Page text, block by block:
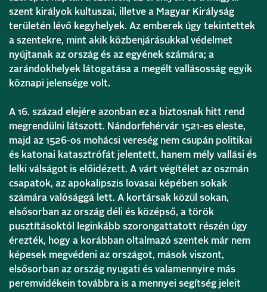
szent királyok kultuszai, illetve a Magyar Királyság
területén lévő kegyhelyek. Az emberek úgy tekintettek
a szentekre, mint akik közbenjárásukkal védelmet
nyújtanak az ország és az egyének számára; a
zarándokhelyek látogatása a megélt vallásosság egyik
köznapi jelensége volt.
A 16. század elejére azonban ez a biztosnak hitt rend
megrendülni látszott. Nándorfehérvár 1521-es eleste,
majd az 1526-os mohácsi vereség nem csupán politikai
és katonai katasztrófát jelentett, hanem mély vallási és
lelki válságot is előidézett. A várt végítélet az oszmán
csapatok, az apokalipszis lovasai képében sokak
számára valósággá lett. A kortársak közül sokan,
elsősorban az ország déli és középső, a török
pusztításoktól leginkább szorongattatott részén úgy
érezték, hogy a korábban oltalmazó szentek már nem
képesek megvédeni az országot, mások viszont,
elsősorban az ország nyugati és valamennyire más
peremvidékein továbbra is a mennyei segítség jeleit